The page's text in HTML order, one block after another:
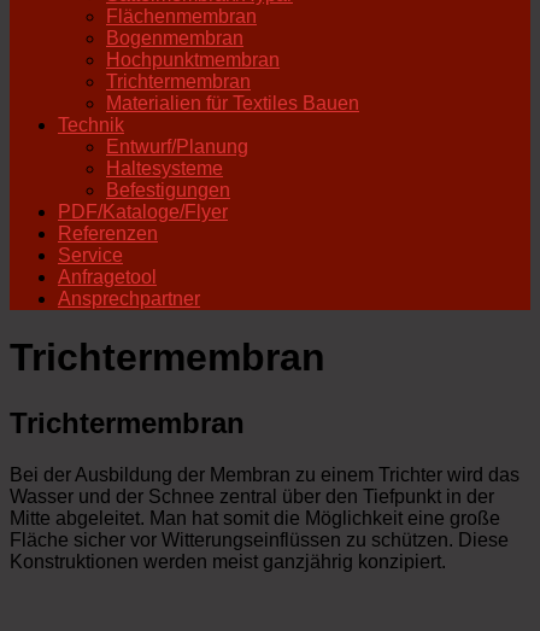
Flächenmembran
Bogenmembran
Hochpunktmembran
Trichtermembran
Materialien für Textiles Bauen
Technik
Entwurf/Planung
Haltesysteme
Befestigungen
PDF/Kataloge/Flyer
Referenzen
Service
Anfragetool
Ansprechpartner
Trichtermembran
Trichtermembran
Bei der Ausbildung der Membran zu einem Trichter wird das
Wasser und der Schnee zentral über den Tiefpunkt in der
Mitte abgeleitet. Man hat somit die Möglichkeit eine große
Fläche sicher vor Witterungseinflüssen zu schützen. Diese
Konstruktionen werden meist ganzjährig konzipiert.